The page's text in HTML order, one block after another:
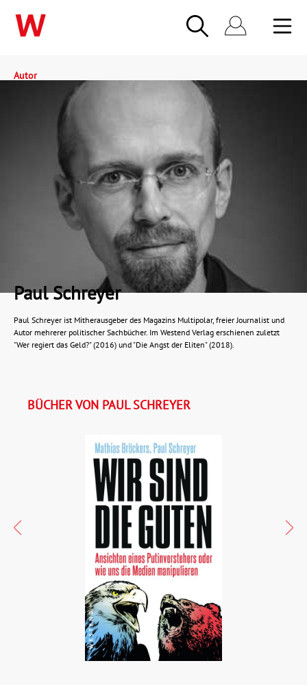
Autor
Paul Schreyer
Paul Schreyer ist Mitherausgeber des Magazins Multipolar, freier Journalist und
Autor mehrerer politischer Sachbücher. Im Westend Verlag erschienen zuletzt
"Wer regiert das Geld?" (2016) und "Die Angst der Eliten" (2018).
BÜCHER VON PAUL SCHREYER